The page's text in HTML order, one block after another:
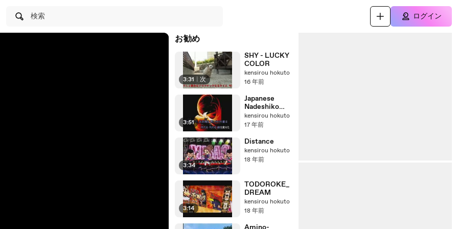
検索 ログイン
お勧め
3:31 次
SHY - LUCKY
COLOR
kensirou hokuto
16 年前
3:51
Japanese
Nadeshiko
Rock
kensirou hokuto
17 年前
3:34
Distance
kensirou hokuto
18 年前
3:14
TODOROKE_
DREAM
kensirou hokuto
18 年前